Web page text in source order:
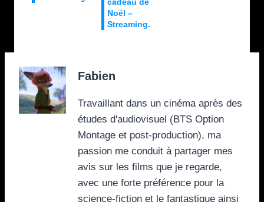
Noël –
Streaming.
Fabien
Travaillant dans un cinéma après des
études d'audiovisuel (BTS Option
Montage et post-production), ma
passion me conduit à partager mes
avis sur les films que je regarde,
avec une forte préférence pour la
science-fiction et le fantastique ainsi